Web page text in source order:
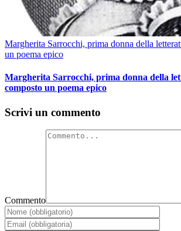
Margherita Sarrocchi, prima donna della
un poema epico
Margherita Sarrocchi, prima donna della
composto un poema epico
Scrivi un commento
Commento